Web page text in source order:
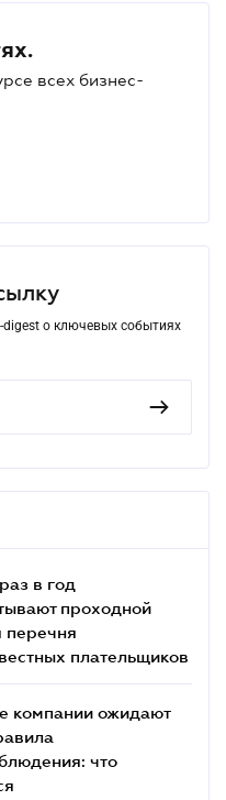
всех бизнес-
digest о ключевых событиях
в год
проходной
перечня
плательщиков
компании ожидают
что